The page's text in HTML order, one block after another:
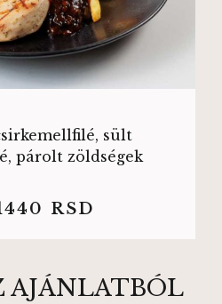
sült
párolt zöldségek
RSD
AJÁNLATBÓL